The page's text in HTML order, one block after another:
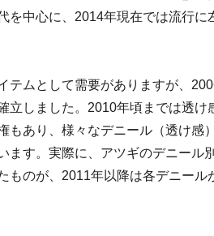
を中心に、2014年現在では流行に
テムとして需要がありますが、
立しました。2010年頃までは透
もあり、様々なデニール（透け感
ます。実際に、アツギのデニール
ものが、2011年以降は各デニール